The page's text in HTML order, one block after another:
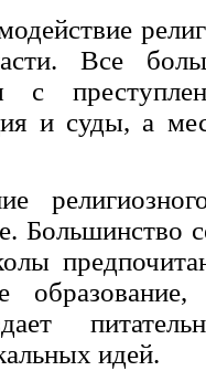
Все
с
и суды, а
Большинство
идей.